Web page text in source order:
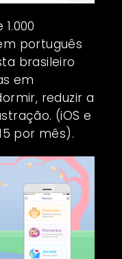
1.000
português
brasileiro
em
reduzir a
(iOS e
por mês).